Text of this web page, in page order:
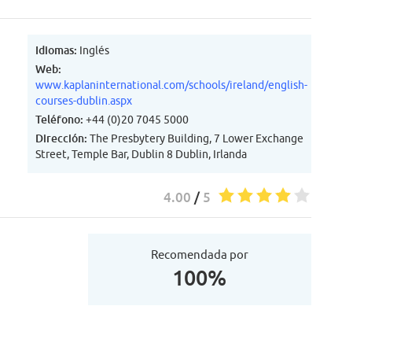
Idiomas: Inglés
Web:
www.kaplaninternational.com/schools/ireland/english-
courses-dublin.aspx
Teléfono: +44 (0)20 7045 5000
Dirección: The Presbytery Building, 7 Lower Exchange
Street, Temple Bar, Dublin 8 Dublin, Irlanda
4.00 /5
Recomendada por
100%